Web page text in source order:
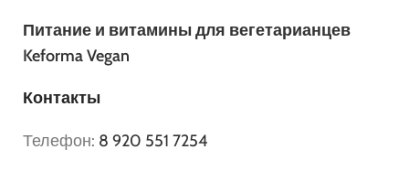
Питание и витамины для вегетарианцев
Keforma Vegan
Контакты
Телефон: 8 920 551 7254